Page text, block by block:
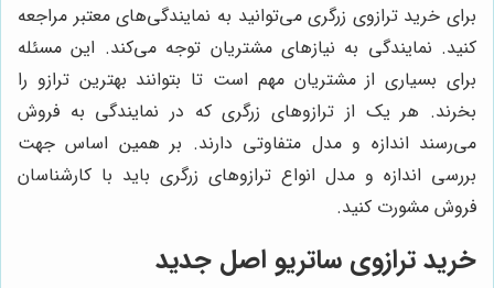
برای خرید ترازوی زرگری می‌توانید به نمایندگی‌های معتبر مراجعه
کنید. نمایندگی به نیازهای مشتریان توجه می‌کند. این مسئله
برای بسیاری از مشتریان مهم است تا بتوانند بهترین ترازو را
بخرند. هر یک از ترازوهای زرگری که در نمایندگی به فروش
می‌رسند اندازه و مدل متفاوتی دارند. بر همین اساس جهت
بررسی اندازه و مدل انواع ترازوهای زرگری باید با کارشناسان
فروش مشورت کنید.
خرید ترازوی ساتریو اصل جدید